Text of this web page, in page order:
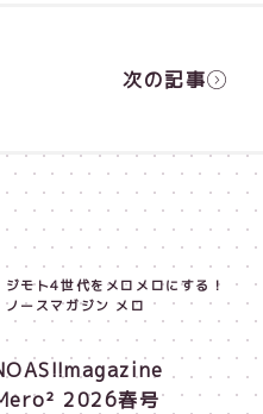
次の記事
ジモト4世代をメロメロにする！
ノースマガジン メロ
2026春号